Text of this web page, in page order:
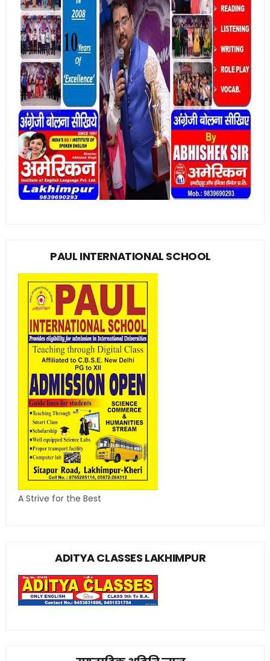
PAUL INTERNATIONAL SCHOOL
A Strive for the Best
ADITYA CLASSES LAKHIMPUR